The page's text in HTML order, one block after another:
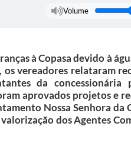
Volume
à Copasa devido à
vereadores relataram
da concessionária
aprovados projetos e
Nossa Senhora da
dos Agentes